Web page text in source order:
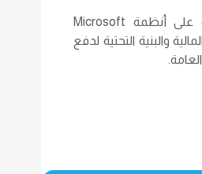
تقديم حلول معتمدة على أنظمة Microsoft
والبنية التحتية لدفع